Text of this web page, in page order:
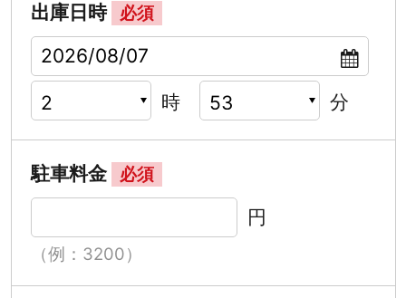
出庫日時 必須
時 分
駐車料金 必須
円
（例：3200）